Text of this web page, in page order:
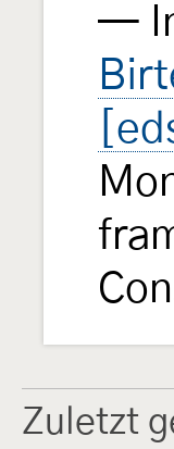
—
Zuletzt